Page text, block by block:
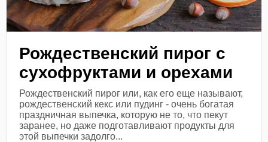
Рождественский пирог с
сухофруктами и орехами
Рождественский пирог или, как его еще называют,
рождественский кекс или пудинг - очень богатая
праздничная выпечка, которую не то, что пекут
заранее, но даже подготавливают продукты для
этой выпечки задолго...